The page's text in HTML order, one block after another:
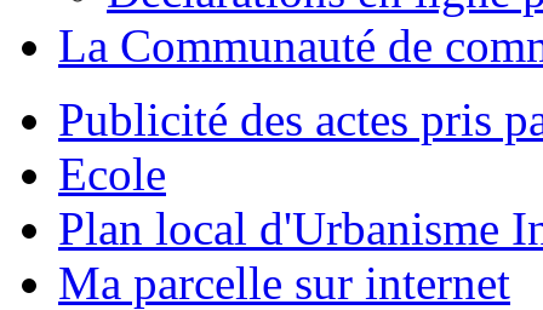
La Communauté de
Publicité des actes pris
Ecole
Plan local d'Urbanisme
Ma parcelle sur internet